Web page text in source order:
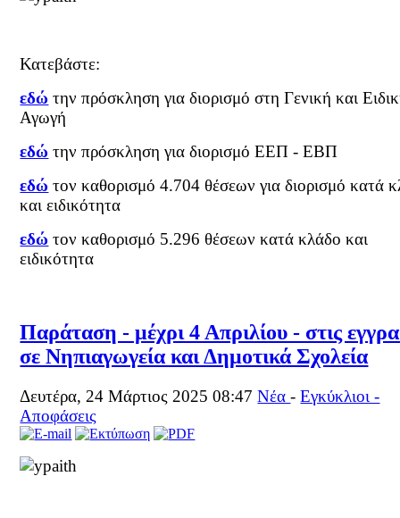
Κατεβάστε:
εδώ την πρόσκληση για διορισμό στη Γενική και
Αγωγή
εδώ την πρόσκληση για διορισμό ΕΕΠ - ΕΒΠ
εδώ τον καθορισμό 4.704 θέσεων για διορισμό κατά
και ειδικότητα
εδώ τον καθορισμό 5.296 θέσεων κατά κλάδο και
ειδικότητα
Παράταση - μέχρι 4 Απριλίου - στις
σε Νηπιαγωγεία και Δημοτικά Σχολεία
Δευτέρα, 24 Μάρτιος 2025 08:47Νέα-Εγκύκλιοι -
Αποφάσεις